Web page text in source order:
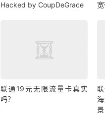
Hacked by CoupDeGrace
联通19元无限流量卡真实
吗？
景